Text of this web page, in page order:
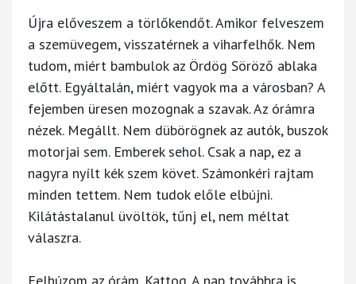
Újra előveszem a törlőkendőt. Amikor felveszem
a szemüvegem, visszatérnek a viharfelhők. Nem
tudom, miért bambulok az Ördög Söröző ablaka
előtt. Egyáltalán, miért vagyok ma a városban? A
fejemben üresen mozognak a szavak. Az órámra
nézek. Megállt. Nem dübörögnek az autók, buszok
motorjai sem. Emberek sehol. Csak a nap, ez a
nagyra nyílt kék szem követ. Számonkéri rajtam
minden tettem. Nem tudok előle elbújni.
Kilátástalanul üvöltök, tűnj el, nem méltat
válaszra.
Felhúzom az órám. Kattog. A nap továbbra is